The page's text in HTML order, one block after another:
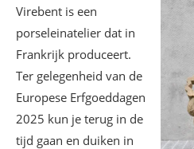
Virebent is een
porseleinatelier dat in
Frankrijk produceert.
Ter gelegenheid van de
Europese Erfgoeddagen
2025 kun je terug in de
tijd gaan en duiken in